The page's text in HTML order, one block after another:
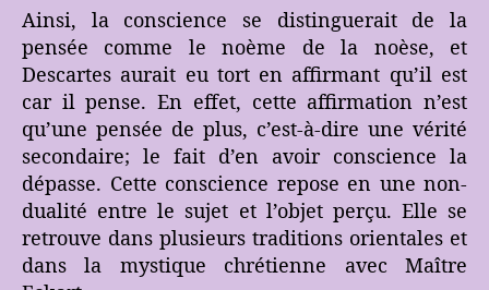
Ainsi, la conscience se distinguerait de la
pensée comme le noème de la noèse, et
Descartes aurait eu tort en affirmant qu’il est
car il pense. En effet, cette affirmation n’est
qu’une pensée de plus, c’est-à-dire une vérité
secondaire; le fait d’en avoir conscience la
dépasse. Cette conscience repose en une non-
dualité entre le sujet et l’objet perçu. Elle se
retrouve dans plusieurs traditions orientales et
dans la mystique chrétienne avec Maître